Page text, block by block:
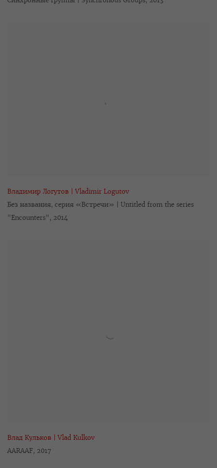
Владимир Логутов | Vladimir Logutov
Без названия, серия «Встречи» | Untitled from the series
"Encounters" , 2014
Влад Кульков | Vlad Kulkov
AARAAF, 2017